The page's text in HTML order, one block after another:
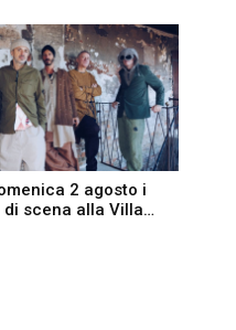
2 agosto i
di scena alla Villa